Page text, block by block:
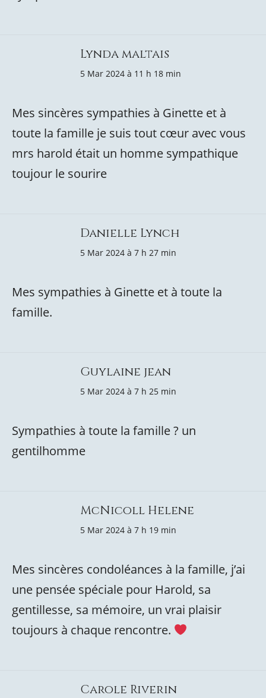
Lynda maltais
5 Mar 2024 à 11 h 18 min
Mes sincères sympathies à Ginette et à
toute la famille je suis tout cœur avec vous
mrs harold était un homme sympathique
toujour le sourire
Danielle Lynch
5 Mar 2024 à 7 h 27 min
Mes sympathies à Ginette et à toute la
famille.
Guylaine jean
5 Mar 2024 à 7 h 25 min
Sympathies à toute la famille ? un
gentilhomme
McNicoll Helene
5 Mar 2024 à 7 h 19 min
Mes sincères condoléances à la famille, j’ai
une pensée spéciale pour Harold, sa
gentillesse, sa mémoire, un vrai plaisir
toujours à chaque rencontre.
Carole Riverin